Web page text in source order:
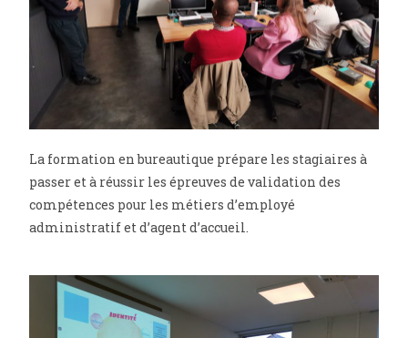
La formation en bureautique prépare les stagiaires à
passer et à réussir les épreuves de validation des
compétences pour les métiers d’employé
administratif et d’agent d’accueil.